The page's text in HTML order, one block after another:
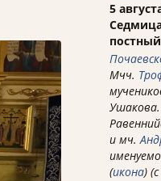
5
Мчч.
и мч.
(икона)